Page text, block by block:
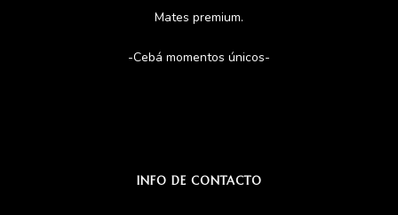
Mates premium.
-Cebá momentos únicos-
INFO DE CONTACTO